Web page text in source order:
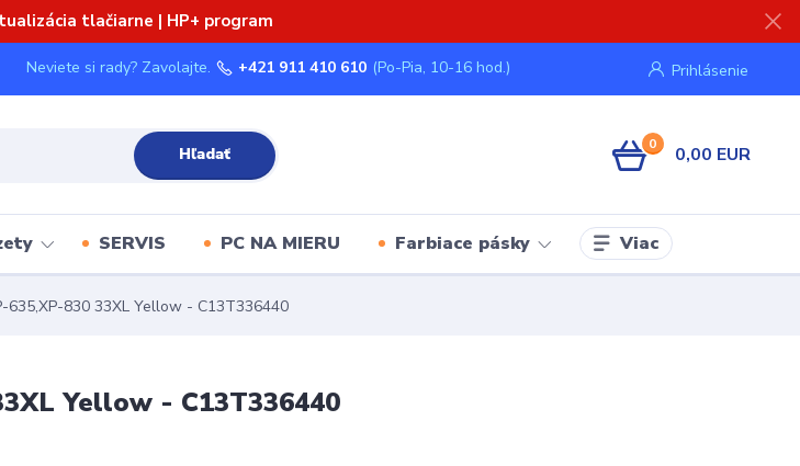
tlačiarne | HP+ program
Prihlásenie
Hľadať
Neviete si rady? Zavolajte. +421 911 410 610 (Po-Pia, 10-16 hod.)
0 0,00 EUR
SERVIS PC NA MIERU Farbiace pásky Viac
635,XP-830 33XL Yellow - C13T336440
Yellow - C13T336440